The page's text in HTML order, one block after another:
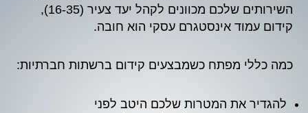
השירותים שלכם מכוונים לקהל יעד צעיר (16-35),
קידום עמוד אינסטגרם עסקי הוא חובה.
כמה כללי מפתח כשמבצעים קידום ברשתות חברתיות:
להגדיר את המטרות שלכם היטב לפני